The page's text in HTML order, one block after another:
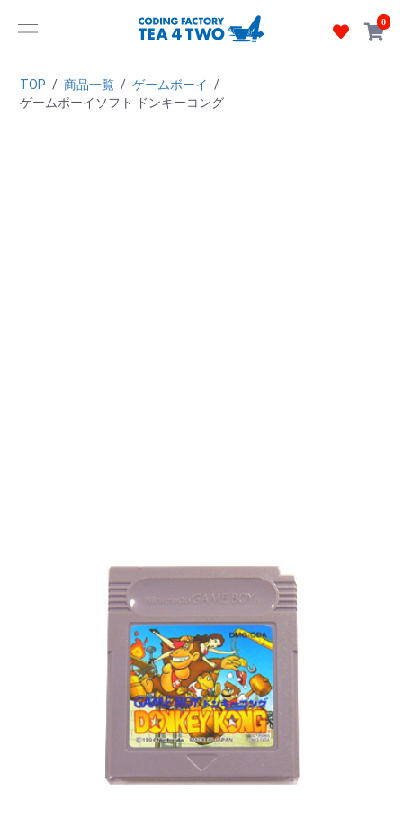
0
TOP / 商品一覧 / ゲームボーイ /
ゲームボーイソフト ドンキーコング